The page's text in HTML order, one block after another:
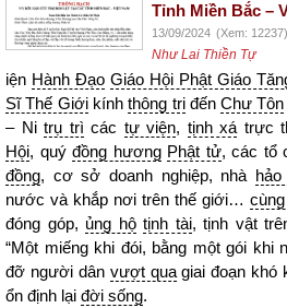
Tỉnh Miền Bắc –
13/09/2024 (Xem: 12237)
Như Lai Thiền Tự
iện Hành Đạo Giáo Hội Phật Giáo
Sĩ Thế Giớikínhthông triđếnChư Tôn
– Nitrụ trì các tự viện, tịnh xátrực
Hội, quýđồng hương Phật tử, các tổ
đồng, cơ sở doanh nghiệp, nhà
nước và khắp nơi trên thế giới…
đóng góp, ủng hộ tịnh tài, tịnh vật
“Một miếng khi đói, bằng một gói khi
đỡ người dân vượt quagiai đoạn khó
ổn định lại đời sống.